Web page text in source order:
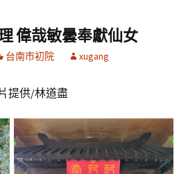
偉哉敏曇奉獻仙女
台南市初院 xugang
提供/林道盡